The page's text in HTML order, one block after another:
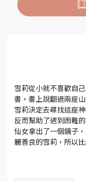
雪莉從小就不喜歡自
書，書上說翻過兩座
雪莉決定去尋找這座
反而幫助了遇到困難
仙女拿出了一個鏡子
麗善良的雪莉，所以